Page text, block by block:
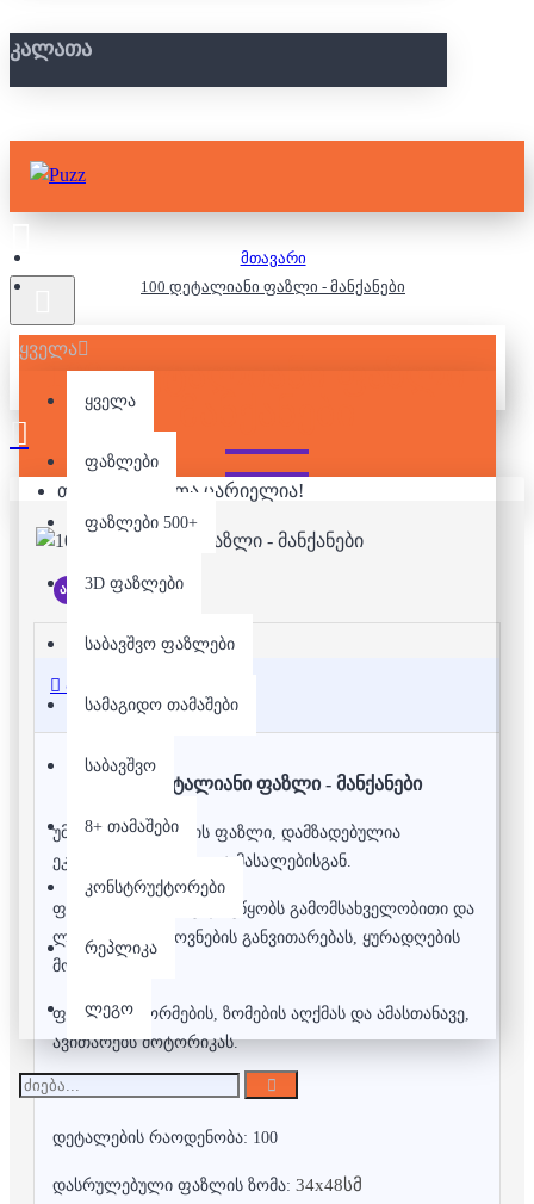
ᲙᲐᲚᲐᲗᲐ
ყველა
ყველა
ფაზლები
ფაზლები 500+
3D ფაზლები
საბავშვო ფაზლები
სამაგიდო თამაშები
საბავშვო
8+ თამაშები
კონსტრუქტორები
რეპლიკა
ლეგო
თქვენი კალათა ცარიელია!
მთავარი
100 დეტალიანი ფაზლი - მანქანები
100 ᲓᲔᲢᲐᲚᲘᲐᲜᲘ ᲤᲐᲖᲚᲘ -
არ არის მარაგში
აღწერა
100 დეტალიანი ფაზლი - მანქანები
უმაღლესი ხარისხის ფაზლი, დამზადებულია
ეკოლოგიურად სუფთა მასალებისგან.
ფაზლის აწყობა ხელს უწყობს გამომსახველობითი და
ლოგიკური აზროვნების განვითარებას, ყურადღების
მობილიზებას,
ფერების, ფორმების, ზომების აღქმას და ამასთანავე,
ავითარებს მოტორიკას.
დეტალების რაოდენობა: 100
დასრულებული ფაზლის ზომა: 34x48სმ